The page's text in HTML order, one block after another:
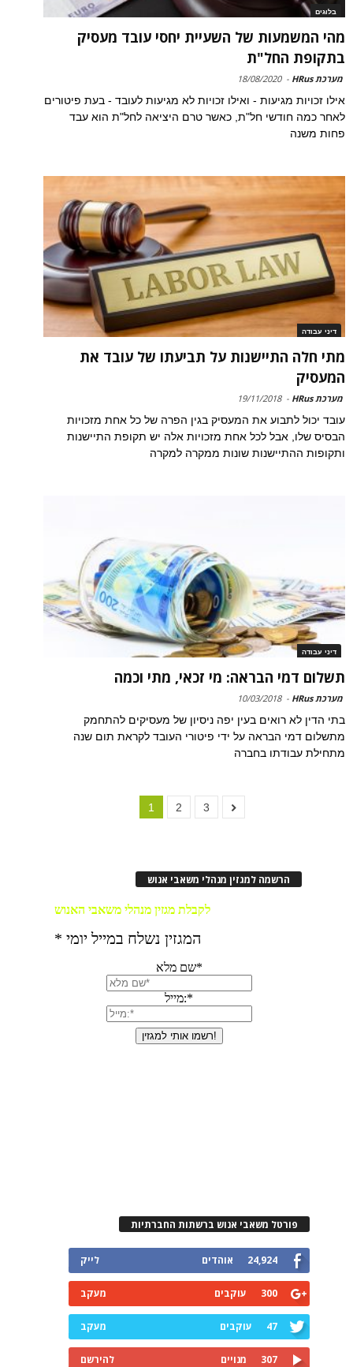
בלוגים
מהי המשמעות של השעיית יחסי עובד מעסיק
בתקופת החל"ת
מערכת HRus -
18/08/2020
אילו זכויות מגיעות - ואילו זכויות לא מגיעות לעובד - בעת פיטורים
לאחר כמה חודשי חל"ת, כאשר טרם היציאה לחל"ת הוא עבד
פחות משנה
דיני עבודה
מתי חלה התיישנות על תביעתו של עובד את
המעסיק
מערכת HRus -
19/11/2018
עובד יכול לתבוע את המעסיק בגין הפרה של כל אחת מזכויות
הבסיס שלו, אבל לכל אחת מזכויות אלה יש תקופת התיישנות
ותקופות ההתיישנות שונות ממקרה למקרה
דיני עבודה
תשלום דמי הבראה: מי זכאי, מתי וכמה
מערכת HRus -
10/03/2018
בתי הדין לא רואים בעין יפה ניסיון של מעסיקים להתחמק
מתשלום דמי הבראה על ידי פיטורי העובד לקראת תום שנה
מתחילת עבודתו בחברה
1 2 3
הרשמה למגזין מנהלי משאבי אנוש
פורטל משאבי אנוש ברשתות החברתיות
24,924 אוהדים לייק
300 עוקבים מעקב
47 עוקבים מעקב
307 מנויים להירשם